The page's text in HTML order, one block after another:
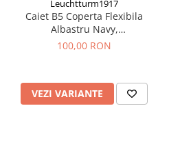
Leuchtturm1917
Caiet B5 Coperta Flexibila
Albastru Navy,
Leuchtturm1917
100,00 RON
VEZI VARIANTE